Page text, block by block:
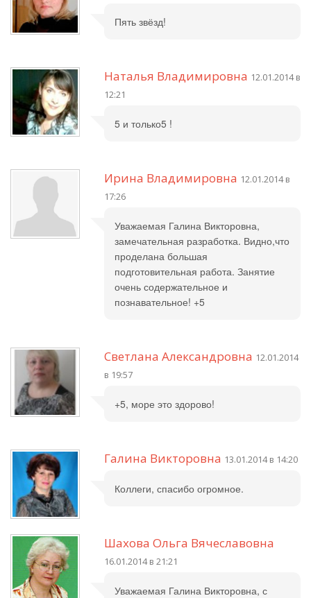
Пять звёзд!
Наталья Владимировна 12.01.2014 в
12:21
5 и только5 !
Ирина Владимировна 12.01.2014 в
17:26
Уважаемая Галина Викторовна,
замечательная разработка. Видно,что
проделана большая
подготовительная работа. Занятие
очень содержательное и
познавательное! +5
Светлана Александровна 12.01.2014
в 19:57
+5, море это здорово!
Галина Викторовна 13.01.2014 в 14:20
Коллеги, спасибо огромное.
Шахова Ольга Вячеславовна
16.01.2014 в 21:21
Уважаемая Галина Викторовна, с